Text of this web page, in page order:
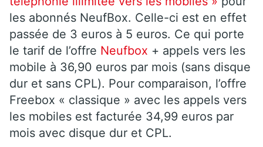
les abonnés NeufBox. Celle-ci est en effet
passée de 3 euros à 5 euros. Ce qui porte
le tarif de l’offre Neufbox + appels vers les
mobile à 36,90 euros par mois (sans disque
dur et sans CPL). Pour comparaison, l’offre
Freebox « classique » avec les appels vers
les mobiles est facturée 34,99 euros par
mois avec disque dur et CPL.